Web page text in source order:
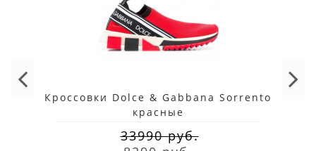
Кроссовки Dolce & Gabbana Sorrento
красные
33990 руб.